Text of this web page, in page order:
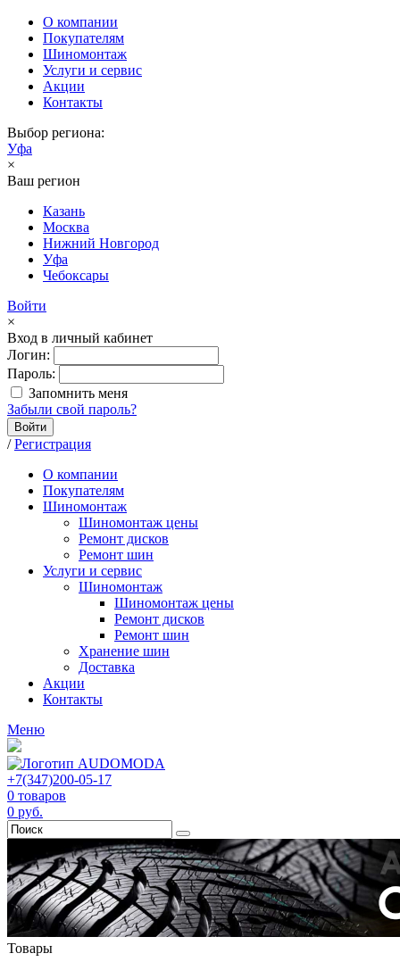
О компании
Покупателям
Шиномонтаж
Услуги и сервис
Акции
Контакты
Выбор региона:
Уфа
×
Ваш регион
Казань
Москва
Нижний Новгород
Уфа
Чебоксары
Войти
×
Вход в личный кабинет
Логин:
Пароль:
Запомнить меня
Забыли свой пароль?
Войти
/ Регистрация
О компании
Покупателям
Шиномонтаж
Шиномонтаж цены
Ремонт дисков
Ремонт шин
Услуги и сервис
Шиномонтаж
Шиномонтаж цены
Ремонт дисков
Ремонт шин
Хранение шин
Доставка
Акции
Контакты
Меню
+7(347)200-05-17
0 товаров
0 руб.
Товары